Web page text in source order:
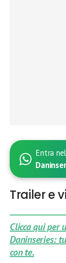
Entra
Trailer e
Clicca qui per
Daninseries:
con te.